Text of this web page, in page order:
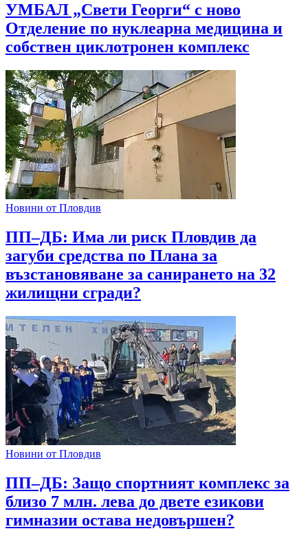
УМБАЛ „Свети Георги“ с ново
Отделение по нуклеарна медицина и
собствен циклотронен комплекс
Новини от Пловдив
ПП–ДБ: Има ли риск Пловдив да
загуби средства по Плана за
възстановяване за санирането на 32
жилищни сгради?
Новини от Пловдив
ПП–ДБ: Защо спортният комплекс за
близо 7 млн. лева до двете езикови
гимназии остава недовършен?